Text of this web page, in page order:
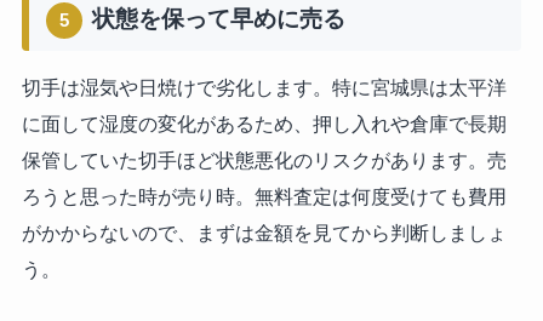
5 状態を保って早めに売る
切手は湿気や日焼けで劣化します。特に宮城県は太平洋
に面して湿度の変化があるため、押し入れや倉庫で長期
保管していた切手ほど状態悪化のリスクがあります。売
ろうと思った時が売り時。無料査定は何度受けても費用
がかからないので、まずは金額を見てから判断しましょ
う。